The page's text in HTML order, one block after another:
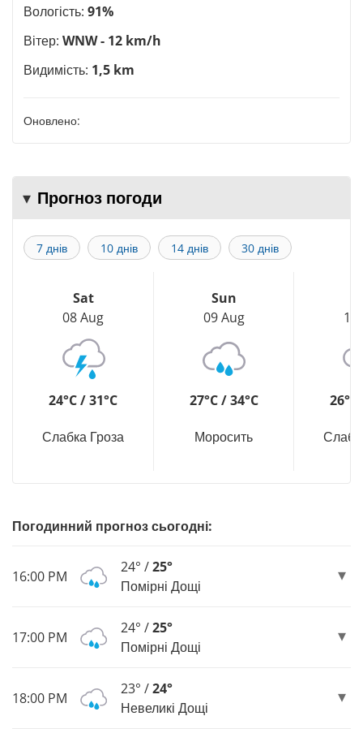
Вологість: 91%
Вітер: WNW - 12 km/h
Видимість: 1,5 km
Оновлено:
Прогноз погоди
7 днів 10 днів 14 днів 30 днів
Sat
08 Aug
24°C / 31°C
Слабка Гроза
Sun
09 Aug
27°C / 34°C
Моросить
10
26°C
Погодинний прогноз сьогодні:
16:00 PM
24° /25°
Помірні Дощі
17:00 PM
24° /25°
Помірні Дощі
18:00 PM
23° /24°
Невеликі Дощі